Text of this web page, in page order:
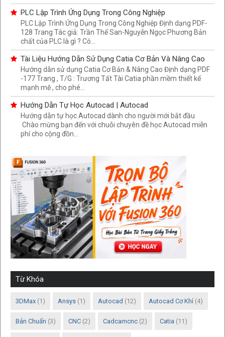
PLC Lập Trình Ứng Dụng Trong Công Nghiệp
PLC Lập Trình Ứng Dụng Trong Công Nghiệp Định dạng PDF-
128 Trang Tác giả: Trần Thế San-Nguyễn Ngọc Phương Bản
chất của PLC là gì ? Có...
Tài Liệu Hướng Dẫn Sử Dụng Catia Cơ Bản Và Nâng Cao
Hướng dẫn sử dụng Catia Cơ Bản & Nâng Cao Định dạng PDF
-177 Trang , T/G : Trương Tất Tài Catia phần mềm thiết kế
mạnh mẽ , cho phé...
Hướng Dẫn Tự Học Autocad | Autocad
Hướng dẫn tự học Autocad dành cho người mới bắt đầu
Chào mừng bạn đến với chuỗi chuyên đề học Autocad miễn
phí cho cộng đồn...
Từ Khóa
3DMax (1) Ansys (1) Autocad (12) Autocad Cơ Khí (4)
Bản Chuẩn (3) CNC (2) Cadcamcnc (2) Catia (11)